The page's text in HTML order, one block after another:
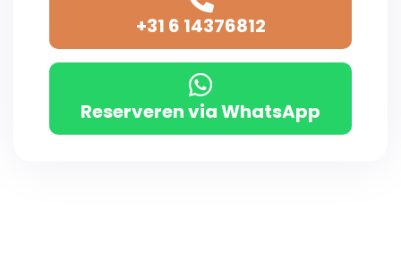
+31 6 14376812
Reserveren via WhatsApp